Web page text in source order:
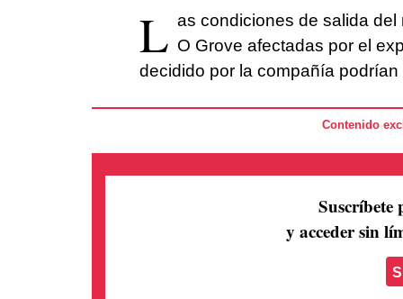
L as condiciones de salida
O Grove afectadas por el
decidido por la compañía
Contenido
Suscríbete
y acceder sin